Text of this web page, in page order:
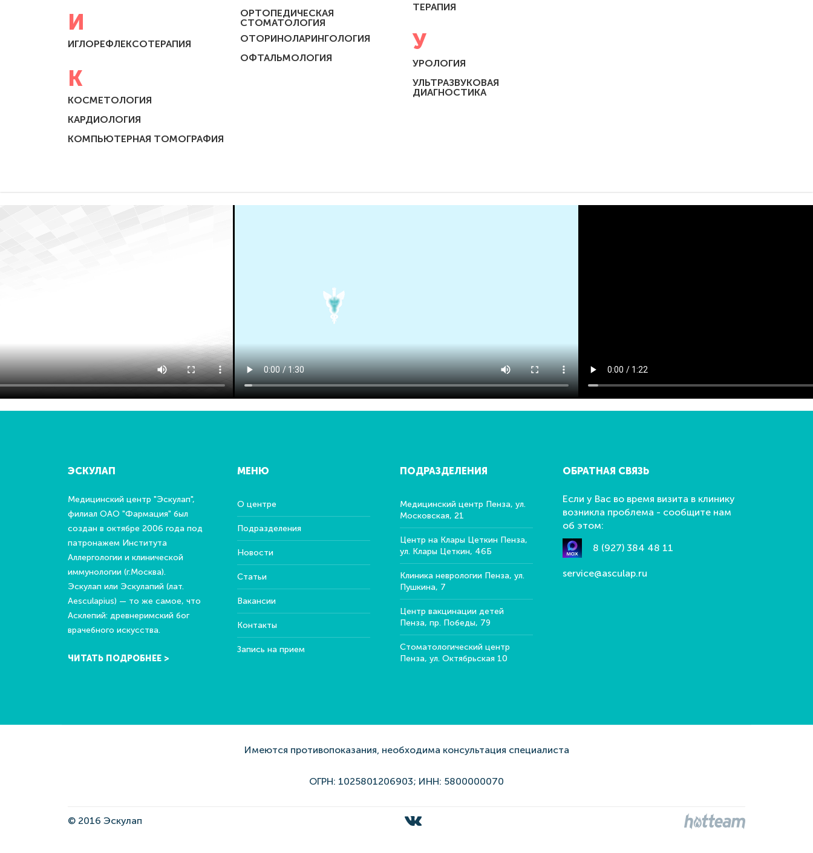
И
ИГЛОРЕФЛЕКСОТЕРАПИЯ
К
КОСМЕТОЛОГИЯ
КАРДИОЛОГИЯ
КОМПЬЮТЕРНАЯ ТОМОГРАФИЯ
ОРТОПЕДИЧЕСКАЯ
СТОМАТОЛОГИЯ
ОТОРИНОЛАРИНГОЛОГИЯ
ОФТАЛЬМОЛОГИЯ
ТЕРАПИЯ
У
УРОЛОГИЯ
УЛЬТРАЗВУКОВАЯ
ДИАГНОСТИКА
ЭСКУЛАП
Медицинский центр "Эскулап",
филиал ОАО "Фармация" был
создан в октябре 2006 года под
патронажем Института
Аллергологии и клинической
иммунологии (г.Москва).
Эскулап или Эскулапий (лат.
Aesculapius) — то же самое, что
Асклепий: древнеримский бог
врачебного искусства.
ЧИТАТЬ ПОДРОБНЕЕ >
МЕНЮ
О центре
Подразделения
Новости
Статьи
Вакансии
Контакты
Запись на прием
ПОДРАЗДЕЛЕНИЯ
Медицинский центр Пенза, ул.
Московская, 21
Центр на Клары Цеткин Пенза,
ул. Клары Цеткин, 46Б
Клиника неврологии Пенза, ул.
Пушкина, 7
Центр вакцинации детей
Пенза, пр. Победы, 79
Стоматологический центр
Пенза, ул. Октябрьская 10
ОБРАТНАЯ СВЯЗЬ
Если у Вас во время визита в клинику
возникла проблема - сообщите нам
об этом:
8 (927) 384 48 11
service@asculap.ru
Имеются противопоказания, необходима консультация специалиста
ОГРН: 1025801206903; ИНН: 5800000070
© 2016 Эскулап